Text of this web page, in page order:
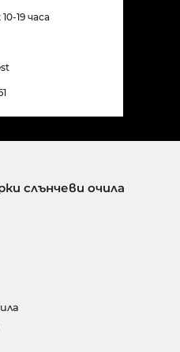
19 часа
слънчеви очила